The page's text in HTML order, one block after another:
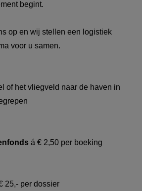
begint.
op en wij stellen een logistiek
voor u samen.
of het vliegveld naar de haven in
á € 2,50 per boeking
25,- per dossier